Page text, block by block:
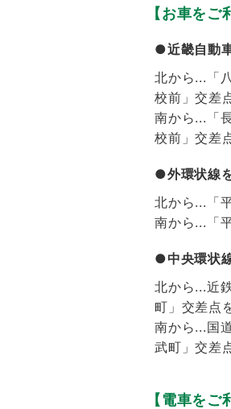
【お車をご
●近畿自動
北から...「
校前」交差
南から...「
校前」交差
●外環状線
北から...「
南から...「
●中央環状
北から...近
町」交差点
南から...国
武町」交差
【電車をご